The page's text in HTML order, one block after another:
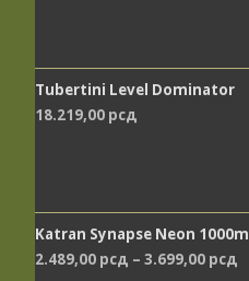
Tubertini Level Dominator
18.219,00 рсд
Katran Synapse Neon 1000m
2.489,00 рсд – 3.699,00 рсд